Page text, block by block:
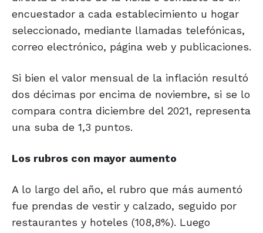
encuestador a cada establecimiento u hogar
seleccionado, mediante llamadas telefónicas,
correo electrónico, página web y publicaciones.
Si bien el valor mensual de la inflación resultó
dos décimas por encima de noviembre, si se lo
compara contra diciembre del 2021, representa
una suba de 1,3 puntos.
Los rubros con mayor aumento
A lo largo del año, el rubro que más aumentó
fue prendas de vestir y calzado, seguido por
restaurantes y hoteles (108,8%). Luego